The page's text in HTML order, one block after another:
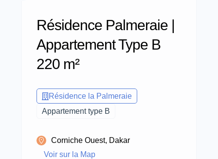
Résidence Palmeraie |
Appartement Type B
220 m²
Résidence la Palmeraie
Appartement type B
Corniche Ouest, Dakar
Voir sur la Map